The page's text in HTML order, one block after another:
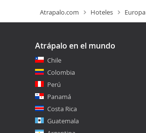
Atrapalo.com Hoteles Europa
Atrápalo en el mundo
Chile
Colombia
Perú
Panamá
Costa Rica
Guatemala